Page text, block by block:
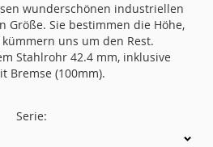
wunderschönen industriellen
Größe. Sie bestimmen die Höhe,
uns um den Rest.
Stahlrohr 42.4 mm, inklusive
Bremse (100mm).
Serie: